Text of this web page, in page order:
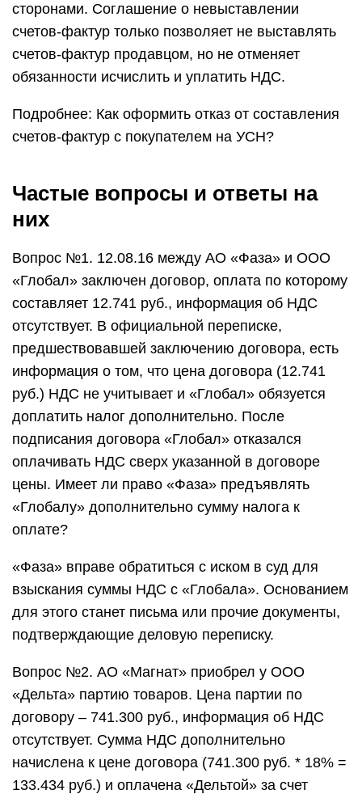
сторонами. Соглашение о невыставлении
счетов-фактур только позволяет не выставлять
счетов-фактур продавцом, но не отменяет
обязанности исчислить и уплатить НДС.
Подробнее: Как оформить отказ от составления
счетов-фактур с покупателем на УСН?
Частые вопросы и ответы на
них
Вопрос №1. 12.08.16 между АО «Фаза» и ООО
«Глобал» заключен договор, оплата по которому
составляет 12.741 руб., информация об НДС
отсутствует. В официальной переписке,
предшествовавшей заключению договора, есть
информация о том, что цена договора (12.741
руб.) НДС не учитывает и «Глобал» обязуется
доплатить налог дополнительно. После
подписания договора «Глобал» отказался
оплачивать НДС сверх указанной в договоре
цены. Имеет ли право «Фаза» предъявлять
«Глобалу» дополнительно сумму налога к
оплате?
«Фаза» вправе обратиться с иском в суд для
взыскания суммы НДС с «Глобала». Основанием
для этого станет письма или прочие документы,
подтверждающие деловую переписку.
Вопрос №2. АО «Магнат» приобрел у ООО
«Дельта» партию товаров. Цена партии по
договору – 741.300 руб., информация об НДС
отсутствует. Сумма НДС дополнительно
начислена к цене договора (741.300 руб. * 18% =
133.434 руб.) и оплачена «Дельтой» за счет